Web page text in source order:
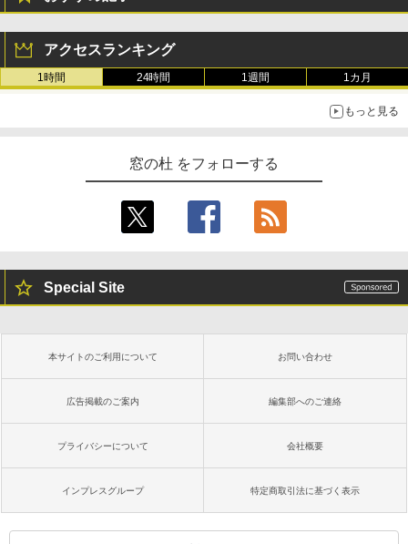
アクセスランキング
1時間 24時間 1週間 1カ月
もっと見る
窓の杜 をフォローする
Special Site
本サイトのご利用について お問い合わせ
広告掲載のご案内 編集部へのご連絡
プライバシーについて 会社概要
インプレスグループ 特定商取引法に基づく表示